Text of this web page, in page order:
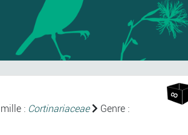
: Cortinariaceae Genre :